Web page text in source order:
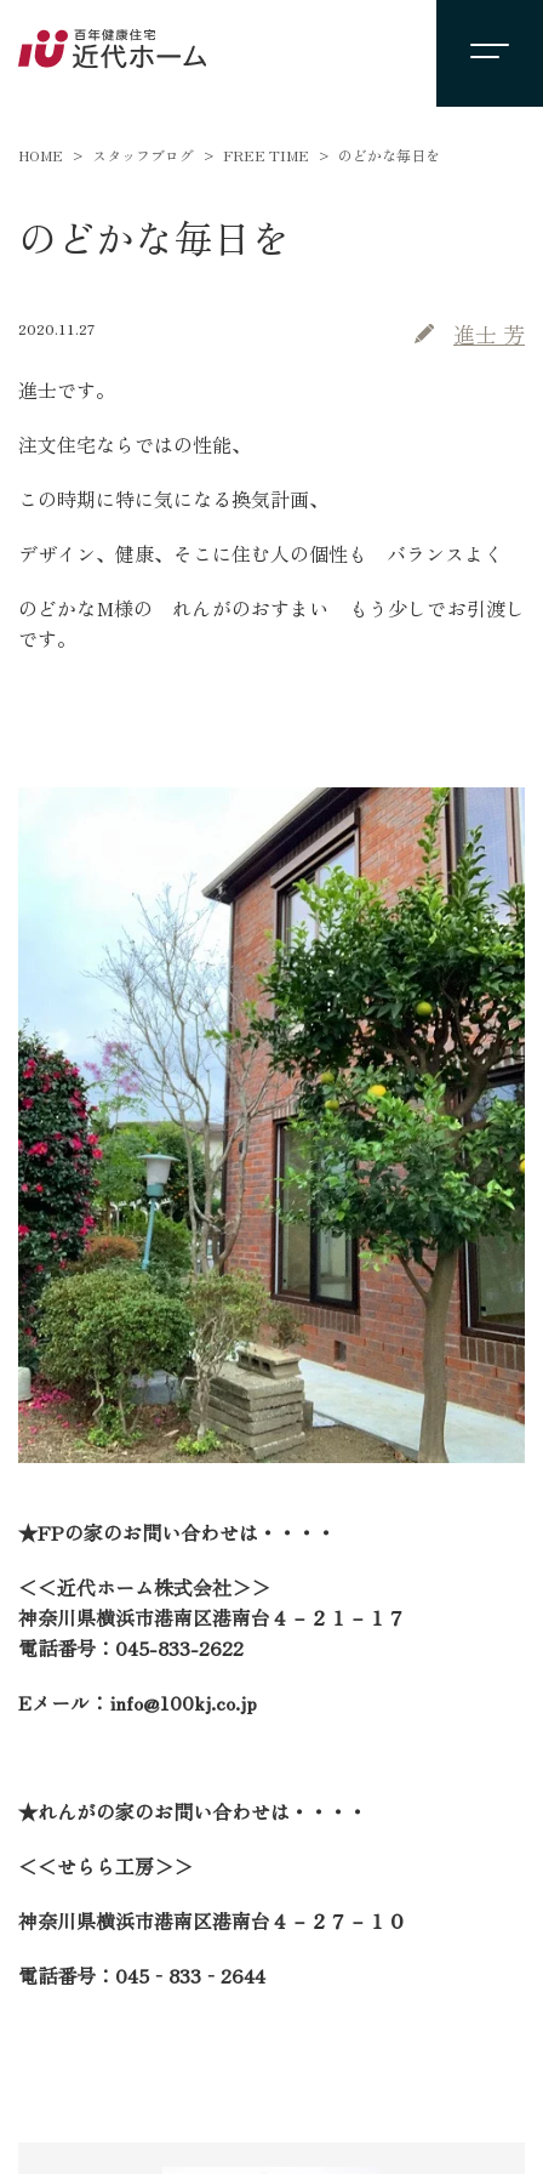
HOME スタッフブログ FREE TIME のどかな毎日を
のどかな毎日を
2020.11.27 進士 芳
進士です。
注文住宅ならではの性能、
この時期に特に気になる換気計画、
デザイン、健康、そこに住む人の個性も バランスよく
のどかなM様の れんがのおすまい もう少しでお引渡し
です。
★FPの家のお問い合わせは・・・・
＜＜近代ホーム株式会社＞＞
神奈川県横浜市港南区港南台４－２１－１７
電話番号： 045-833-2622
Eメール： info@100kj.co.jp
★れんがの家のお問い合わせは・・・・
＜＜せらら工房＞＞
神奈川県横浜市港南区港南台４－２７－１０
電話番号： 045‐ 833 ‐ 2644